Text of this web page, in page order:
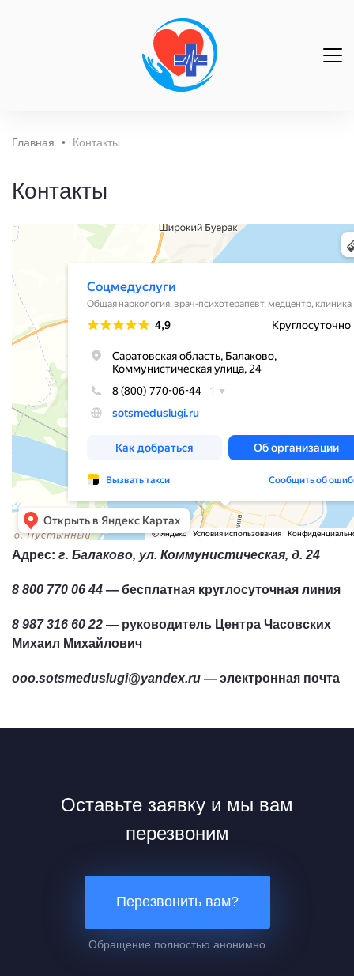
Главная • Контакты
Контакты
Адрес: г. Балаково, ул. Коммунистическая, д. 24
8 800 770 06 44 — бесплатная круглосуточная линия
8 987 316 60 22 — руководитель Центра Часовских
Михаил Михайлович
ooo.sotsmeduslugi@yandex.ru — электронная почта
Оставьте заявку и мы вам
перезвоним
Перезвонить вам?
Обращение полностью анонимно